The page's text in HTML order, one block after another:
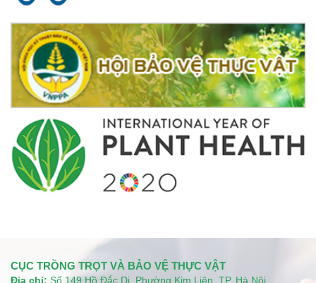
CỤC TRỒNG TRỌT VÀ BẢO VỆ THỰC VẬT
Địa chỉ: Số 149 Hồ Đắc Di, Phường Kim Liên, TP. Hà Nội